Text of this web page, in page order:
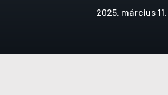
2025. március 11.